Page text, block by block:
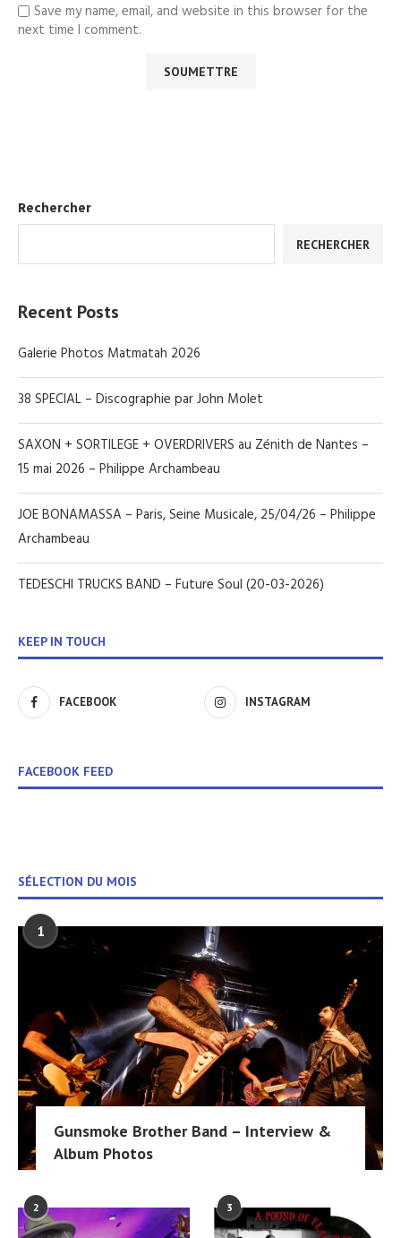
Save my name, email, and website in this browser for the
next time I comment.
Rechercher
RECHERCHER
Recent Posts
Galerie Photos Matmatah 2026
38 SPECIAL – Discographie par John Molet
SAXON + SORTILEGE + OVERDRIVERS au Zénith de Nantes –
15 mai 2026 – Philippe Archambeau
JOE BONAMASSA – Paris, Seine Musicale, 25/04/26 – Philippe
Archambeau
TEDESCHI TRUCKS BAND – Future Soul (20-03-2026)
KEEP IN TOUCH
FACEBOOK INSTAGRAM
FACEBOOK FEED
SÉLECTION DU MOIS
1
Gunsmoke Brother Band – Interview &
Album Photos
2 3